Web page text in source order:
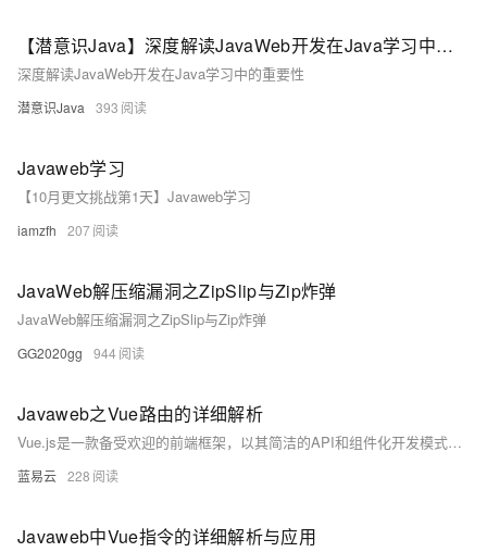
【潜意识Java】深度解读JavaWeb开发在Java学习中的重要性
深度解读JavaWeb开发在Java学习中的重要性
潜意识Java 393
Javaweb学习
【10月更文挑战第1天】Javaweb学习
iamzfh 207
JavaWeb解压缩漏洞之ZipSlip与Zip炸弹
JavaWeb解压缩漏洞之ZipSlip与Zip炸弹
GG2020gg 944
Javaweb之Vue路由的详细解析
Vue.js是一款备受欢迎的前端框架，以其简洁的API和组件化开发模式著称。Vue Router作为其官方路由管理器，在构建单页面应用（SPA）时发挥关键作用，通过URL变化管理组件切换，实现无刷新过渡。本文将详细介绍Vue Router的基础概念、主要功能及使用步骤，帮助JavaWeb开发者快速掌握其工作原理及实践应用。
蓝易云 228
Javaweb中Vue指令的详细解析与应用